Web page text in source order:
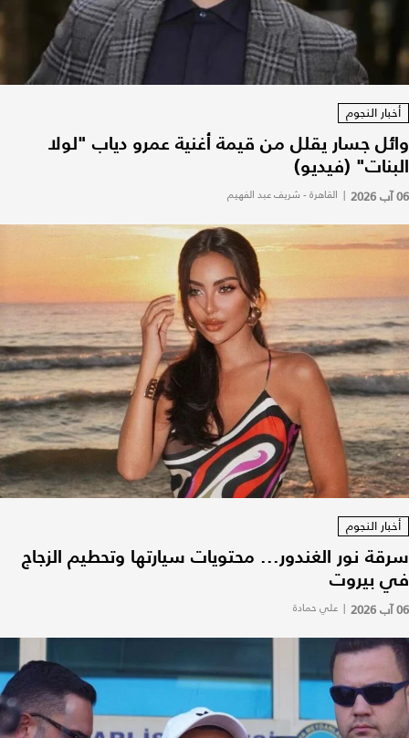
أخبار النجوم
وائل جسار يقلل من قيمة أغنية عمرو دياب "لولا
البنات" (فيديو)
06 آب 2026 | القاهرة - شريف عبد الفهيم
أخبار النجوم
سرقة نور الغندور... محتويات سيارتها وتحطيم الزجاج
في بيروت
06 آب 2026 | علي حمادة